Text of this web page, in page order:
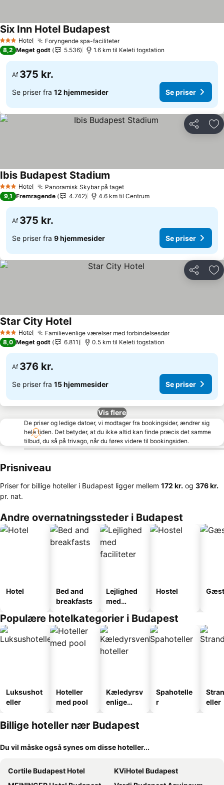
3 StjernerHotel Foryngende spa-faciliteter
Six Inn Hotel Budapest
8,2 Meget godt 5.536 1.6 km til Keleti togstation
Af 375 kr.
Se priser fra 12 hjemmesider Se priser
Del
3 StjernerHotel Panoramisk Skybar på taget
Ibis Budapest Stadium
9,1 Fremragende 4.742 4.6 km til Centrum
Af 375 kr.
Se priser fra 9 hjemmesider Se priser
Del
3 StjernerHotel Familievenlige værelser med forbindelsesdør
Star City Hotel
8,0 Meget godt 6.811 0.5 km til Keleti togstation
Af 376 kr.
Se priser fra 15 hjemmesider Se priser
Vis flere
De priser og ledige datoer, vi modtager fra bookingsider, ændrer sig
hele tiden. Det betyder, at du ikke altid kan finde præcis det samme
tilbud, du så på trivago, når du føres videre til bookingsiden.
Prisniveau
Priser for billige hoteller i Budapest ligger mellem ‎172 kr. og ‎376 kr.
pr. nat.
Andre overnatningssteder i Budapest
Hotel
Bed and
breakfasts
Lejlighed
med
Hostel
Populære hotelkategorier i Budapest
Luksushot
eller
Hoteller
med pool
Kæledyrsv
enlige
Spahotelle
r
eller
Billige hoteller nær Budapest
Du vil måske også synes om disse hoteller...
Cortile Budapest Hotel
KViHotel Budapest